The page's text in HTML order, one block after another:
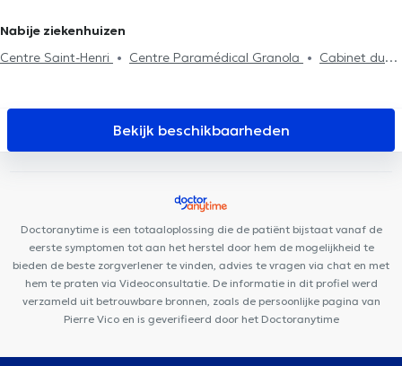
Nabije ziekenhuizen
Centre Saint-Henri
Centre Paramédical Granola
Cabinet du
Groupe Médical du Cinquantenaire
Centre Médical Lindenhof
ARTISTES - BY LILIE
Centre Medical Gribaumont
Muse –
Motion Rehab (MoRe)
Clinique Keller
Bekijk beschikbaarheden
Doctoranytime is een totaaloplossing die de patiënt bijstaat vanaf de
eerste symptomen tot aan het herstel door hem de mogelijkheid te
bieden de beste zorgverlener te vinden, advies te vragen via chat en met
hem te praten via Videoconsultatie. De informatie in dit profiel werd
verzameld uit betrouwbare bronnen, zoals de persoonlijke pagina van
Pierre Vico en is geverifieerd door het Doctoranytime